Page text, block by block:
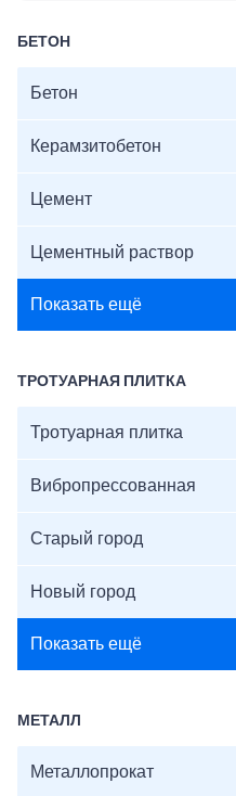
БЕТОН
Бетон
Керамзитобетон
Цемент
Цементный раствор
Показать ещё
ТРОТУАРНАЯ ПЛИТКА
Тротуарная плитка
Вибропрессованная
Старый город
Новый город
Показать ещё
МЕТАЛЛ
Металлопрокат